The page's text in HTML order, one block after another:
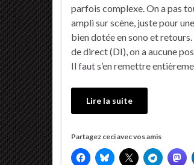
parfois complexe. On a pas
ampli sur scène, juste pour
bien dotée en sono et
de direct (DI), on a aucune
Il faut s’en remettre
Lire la suite
Partagez ceci avec vos amis